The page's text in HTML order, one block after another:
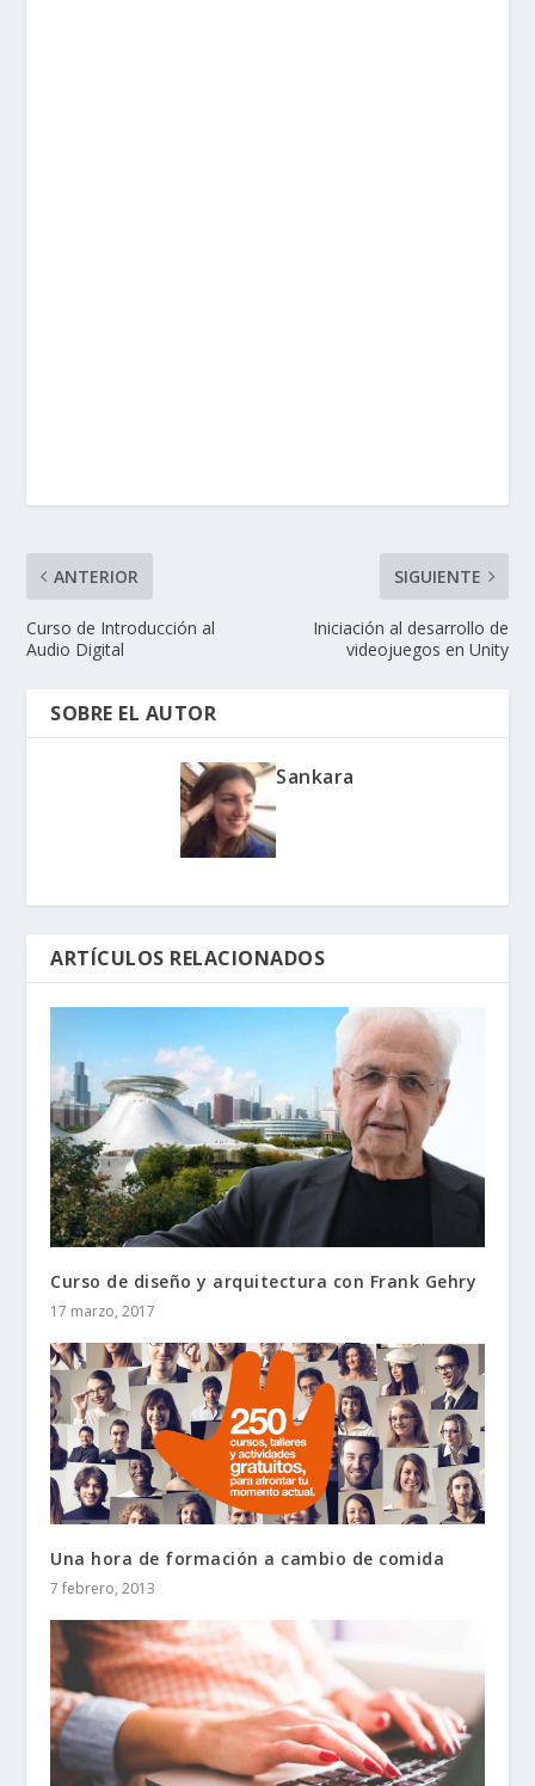
ANTERIOR
Curso de Introducción al
Audio Digital
SIGUIENTE
Iniciación al desarrollo de
videojuegos en Unity
SOBRE EL AUTOR
Sankara
ARTÍCULOS RELACIONADOS
Curso de diseño y arquitectura con Frank Gehry
17 marzo, 2017
Una hora de formación a cambio de comida
7 febrero, 2013